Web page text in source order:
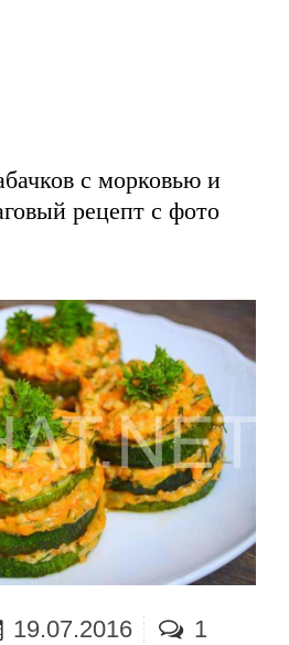
с морковью и
рецепт с фото
19.07.2016 1